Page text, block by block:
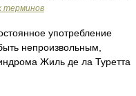
терминов
употребление
непроизвольным,
Жиль де ла Туретта